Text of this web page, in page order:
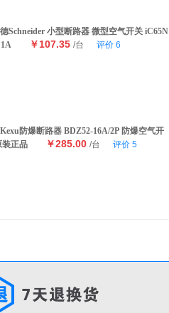
Schneider 小型断路器 微型空气开关 iC65N
￥107.35 /台 评价 6
防爆断路器 BDZ52-16A/2P 防爆空气开
装正品
￥285.00 /台 评价 5